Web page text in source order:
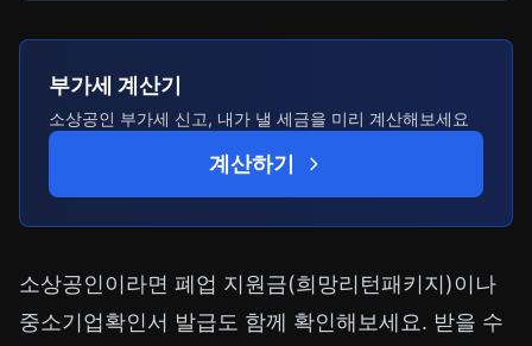
부가세 계산기
소상공인 부가세 신고, 내가 낼 세금을 미리 계산해보세요
계산하기
소상공인이라면 폐업 지원금(희망리턴패키지)이나
중소기업확인서 발급도 함께 확인해보세요. 받을 수